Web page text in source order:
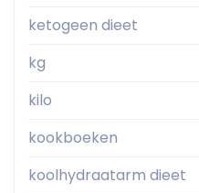
ketogeen dieet
kg
kilo
kookboeken
koolhydraatarm dieet